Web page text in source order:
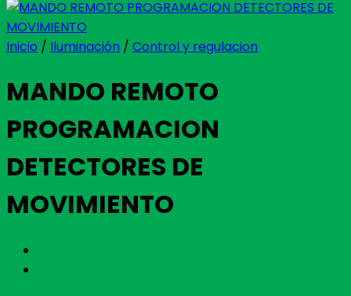
Inicio / Iluminación / Control y regulacion
MANDO REMOTO
PROGRAMACION
DETECTORES DE
MOVIMIENTO